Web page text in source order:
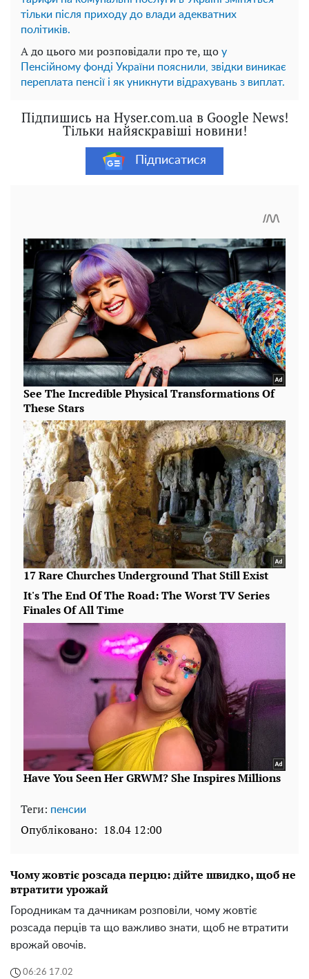
тільки після приходу до влади адекватних
політиків.
А до цього ми розповідали про те, що у
Пенсійному фонді України пояснили, звідки виникає
переплата пенсії і як уникнути відрахувань з виплат.
Підпишись на Hyser.com.ua в Google News!
Тільки найяскравіші новини!
Підписатися
Теги: пенсии
Опубліковано: 18.04 12:00
Чому жовтіє розсада перцю: дійте швидко, щоб не
втратити урожай
Городникам та дачникам розповіли, чому жовтіє
розсада перців та що важливо знати, щоб не втратити
врожай овочів.
06:26 17.02